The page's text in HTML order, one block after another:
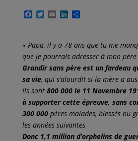
F
b
o
o
k
T
t
e
r
E
l
L
e
d
I
n
P
a
g
e
r
« Papa, il y a 78 ans que tu me
que je pourrais adresser à mon
Grandir sans père est un fardeau
sa vie, qui s’alourdit si la mère a
Ils sont 800 000 le 11 Novembre
à supporter cette épreuve, sans
300 000pères malades, blessés ou
les années suivantes
Donc 1,1 million d’orphelins de